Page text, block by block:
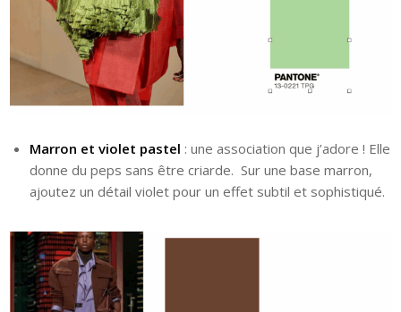
Marron et violet pastel : une association que j’adore ! Elle
donne du peps sans être criarde. Sur une base marron,
ajoutez un détail violet pour un effet subtil et sophistiqué.